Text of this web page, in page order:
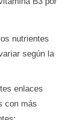
nutrientes
según la
enlaces
con más